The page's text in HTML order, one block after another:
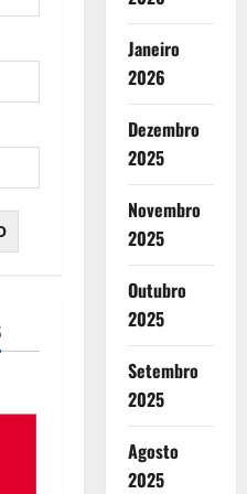
Janeiro
2026
Dezembro
2025
Novembro
2025
Outubro
2025
Setembro
2025
Agosto
2025